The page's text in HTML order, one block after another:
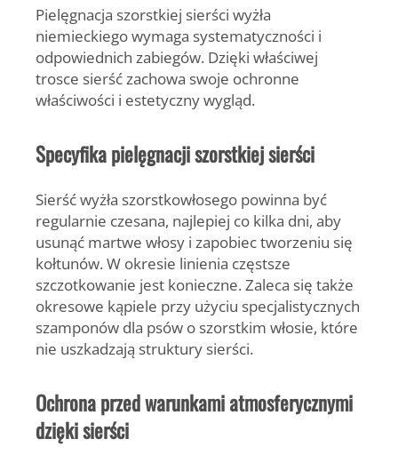
Pielęgnacja szorstkiej sierści wyżła
niemieckiego wymaga systematyczności i
odpowiednich zabiegów. Dzięki właściwej
trosce sierść zachowa swoje ochronne
właściwości i estetyczny wygląd.
Specyfika pielęgnacji szorstkiej sierści
Sierść wyżła szorstkowłosego powinna być
regularnie czesana, najlepiej co kilka dni, aby
usunąć martwe włosy i zapobiec tworzeniu się
kołtunów. W okresie linienia częstsze
szczotkowanie jest konieczne. Zaleca się także
okresowe kąpiele przy użyciu specjalistycznych
szamponów dla psów o szorstkim włosie, które
nie uszkadzają struktury sierści.
Ochrona przed warunkami atmosferycznymi
dzięki sierści